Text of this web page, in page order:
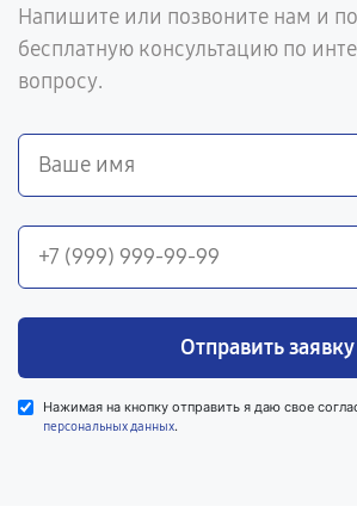
Напишите или позвоните нам и
бесплатную консультацию по
вопросу.
Отправить заявку
Нажимая на кнопку отправить я даю свое
персональных данных.